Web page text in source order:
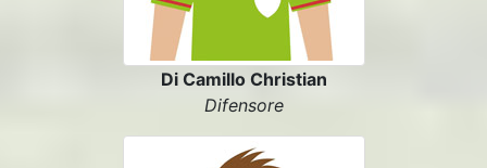
Di Camillo Christian
Difensore